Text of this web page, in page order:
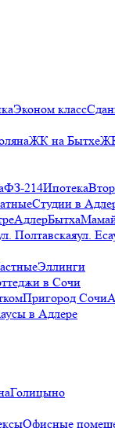
Эконом класс
ЖК на Бытхе
ФЗ-214Ипотека
Студии в
АдлерБытха
Полтавскаяул.
Эллинги
в Сочи
Пригород Сочи
в Адлере
Голицыно
Офисные